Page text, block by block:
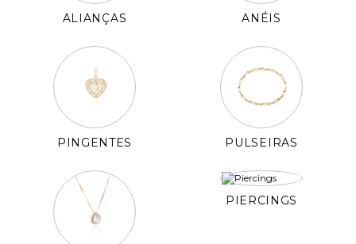
ALIANÇAS ANÉIS
PINGENTES PULSEIRAS
PIERCINGS